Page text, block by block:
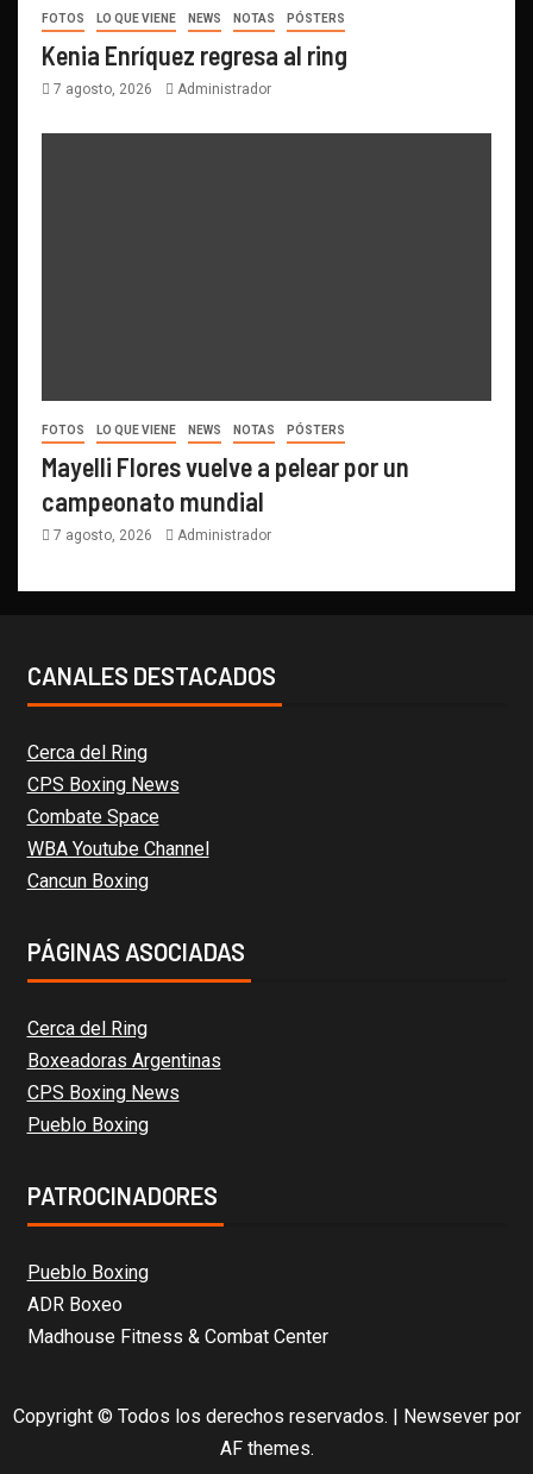
FOTOS LO QUE VIENE NEWS NOTAS PÓSTERS
Kenia Enríquez regresa al ring
7 agosto, 2026 Administrador
FOTOS LO QUE VIENE NEWS NOTAS PÓSTERS
Mayelli Flores vuelve a pelear por un
campeonato mundial
7 agosto, 2026 Administrador
CANALES DESTACADOS
Cerca del Ring
CPS Boxing News
Combate Space
WBA Youtube Channel
Cancun Boxing
PÁGINAS ASOCIADAS
Cerca del Ring
Boxeadoras Argentinas
CPS Boxing News
Pueblo Boxing
PATROCINADORES
Pueblo Boxing
ADR Boxeo
Madhouse Fitness & Combat Center
Copyright © Todos los derechos reservados. | Newseverpor
AF themes.